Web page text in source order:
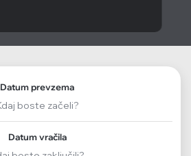
Datum prevzema
Datum vračila